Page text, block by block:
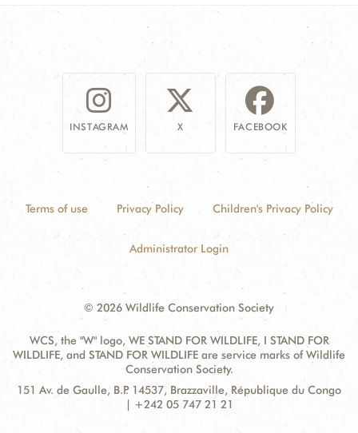
INSTAGRAM X FACEBOOK
Terms of use Privacy Policy Children's Privacy Policy
Administrator Login
© 2026 Wildlife Conservation Society
WCS, the "W" logo, WE STAND FOR WILDLIFE, I STAND FOR
WILDLIFE, and STAND FOR WILDLIFE are service marks of Wildlife
Conservation Society.
Contact
Address:
151 Av. de Gaulle, B.P. 14537, Brazzaville, République du Congo
| +242 05 747 21 21